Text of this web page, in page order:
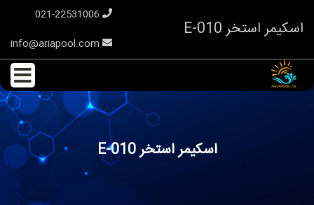
اسکیمر استخر E-010
اسکیمر استخر E-010